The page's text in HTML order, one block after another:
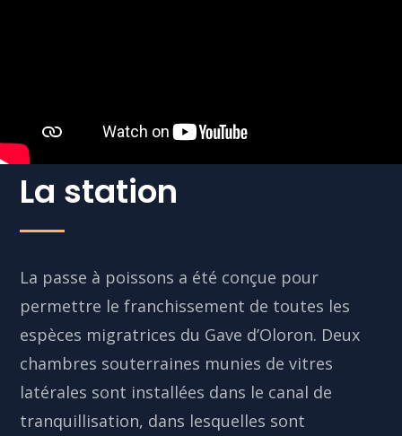
La station
La passe à poissons a été conçue pour
permettre le franchissement de toutes les
espèces migratrices du Gave d’Oloron. Deux
chambres souterraines munies de vitres
latérales sont installées dans le canal de
tranquillisation, dans lesquelles sont